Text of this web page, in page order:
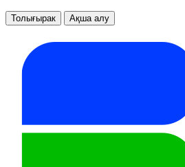
Толығырак Ақша алу